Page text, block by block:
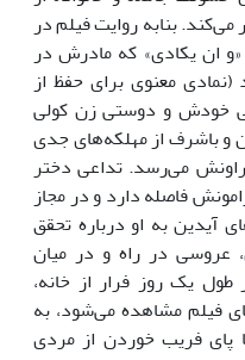
بنابه روایت فیلم در
«و ان یکادی» که مادرش در
(نمادی معنوی برای حفظ از
خودش و دوستی زن کولی
و باشرف از مهلکه‌های جدی
می‌رسد. تداعی دختر
فاصله دارد و در مجاز
آیدین به او درباره تحقق
عروسی در راه و در میان
طول یک روز فرار از خانه،
فیلم مشاهده می‌شود، به
پای فریب خوردن از مردی